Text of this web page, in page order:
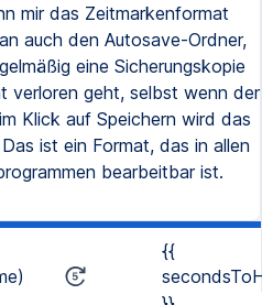
mir das Zeitmarkenformat
auch den Autosave-Ordner,
eine Sicherungskopie
verloren geht, selbst wenn der
Klick auf Speichern wird das
ist ein Format, das in allen
bearbeitbar ist.
{{